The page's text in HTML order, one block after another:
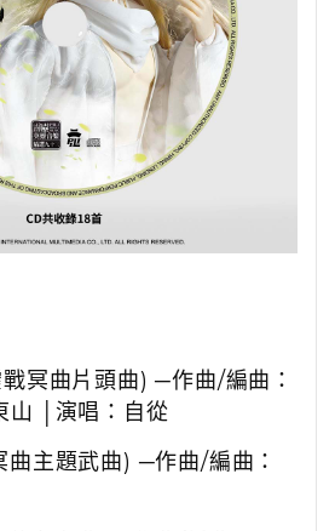
冥曲片頭曲)─作曲/編曲：
山 │演唱：自從
曲主題武曲) ─作曲/編曲：